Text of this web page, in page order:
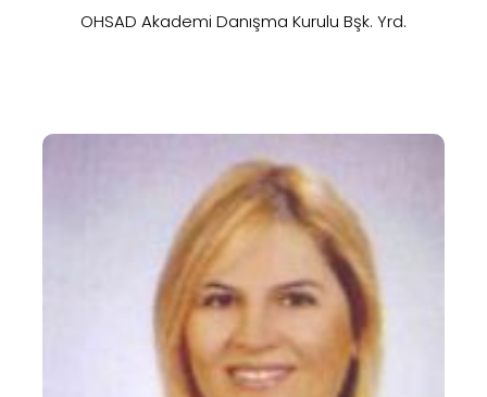
OHSAD Akademi Danışma Kurulu Bşk. Yrd.